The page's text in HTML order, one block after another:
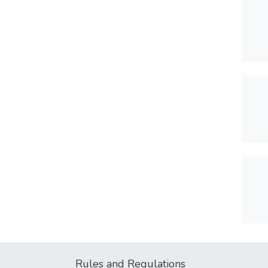
Rules and Regulations